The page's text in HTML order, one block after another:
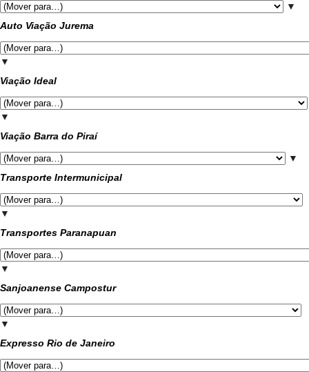
▼
Auto Viação Jurema
▼
Viação Ideal
▼
Viação Barra do Piraí
▼
Transporte Intermunicipal
▼
Transportes Paranapuan
▼
Sanjoanense Campostur
▼
Expresso Rio de Janeiro